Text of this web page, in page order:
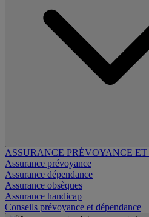
ASSURANCE PRÉVOYANCE
Assurance prévoyance
Assurance dépendance
Assurance obsèques
Assurance handicap
Conseils prévoyance et dépendance